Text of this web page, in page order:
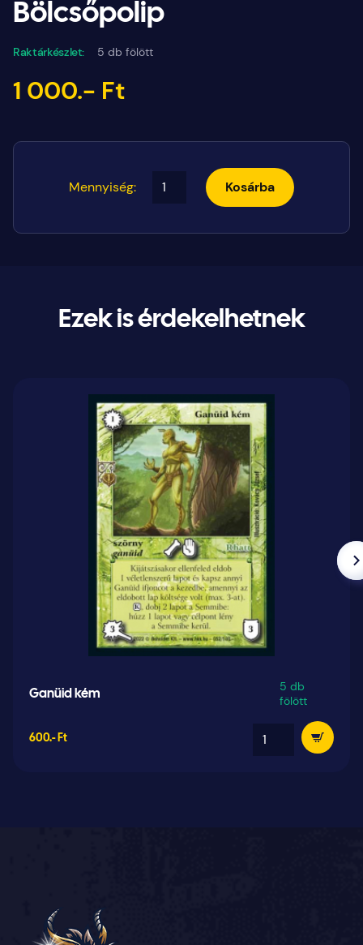
Bölcsőpolip
Raktárkészlet: 5 db fölött
1 000.- Ft
Mennyiség: Kosárba
Ezek is érdekelhetnek
Ganüid kém
5 db
fölött
600.- Ft